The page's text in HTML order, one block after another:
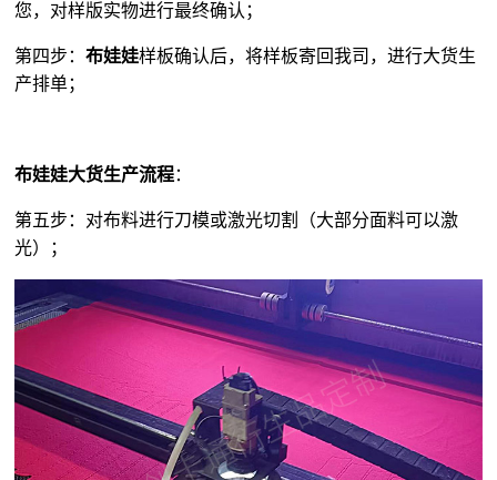
您，对样版实物进行最终确认；
第四步：布娃娃样板确认后，将样板寄回我司，进行大货生
产排单；
布娃娃大货生产流程：
第五步：对布料进行刀模或激光切割（大部分面料可以激
光）；